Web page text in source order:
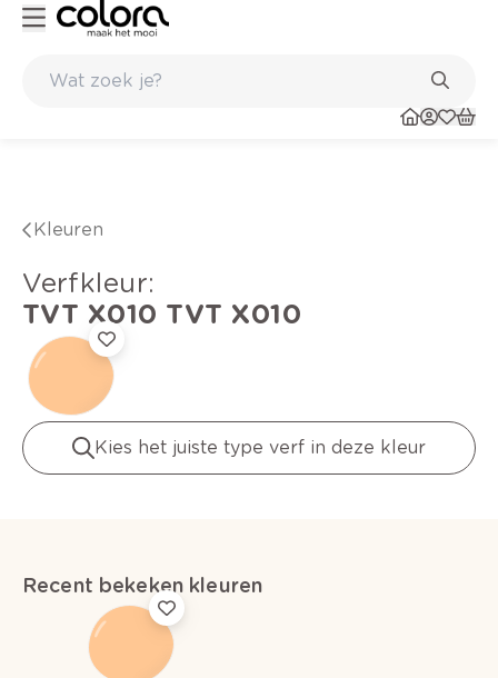
Kleuren
verfkleur:
TVT X010 TVT X010
Kies het juiste type verf in deze kleur
Recent bekeken kleuren